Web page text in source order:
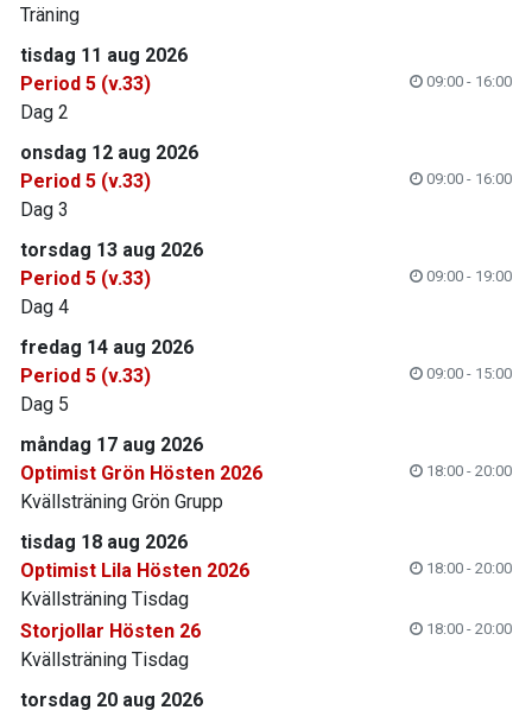
Träning
tisdag 11 aug 2026
Period 5 (v.33)
09:00 - 16:00
Dag 2
onsdag 12 aug 2026
Period 5 (v.33)
09:00 - 16:00
Dag 3
torsdag 13 aug 2026
Period 5 (v.33)
09:00 - 19:00
Dag 4
fredag 14 aug 2026
Period 5 (v.33)
09:00 - 15:00
Dag 5
måndag 17 aug 2026
Optimist Grön Hösten 2026
18:00 - 20:00
Kvällsträning Grön Grupp
tisdag 18 aug 2026
Optimist Lila Hösten 2026
18:00 - 20:00
Kvällsträning Tisdag
Storjollar Hösten 26
18:00 - 20:00
Kvällsträning Tisdag
torsdag 20 aug 2026